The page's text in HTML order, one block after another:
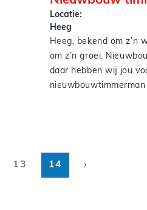
kostenbewuste
materialen.
Je bent
projectdossier.
Locatie:
Heeg
Heeg, bekend om z’n
om z’n groei.
daar hebben wij jou
13 14 ›